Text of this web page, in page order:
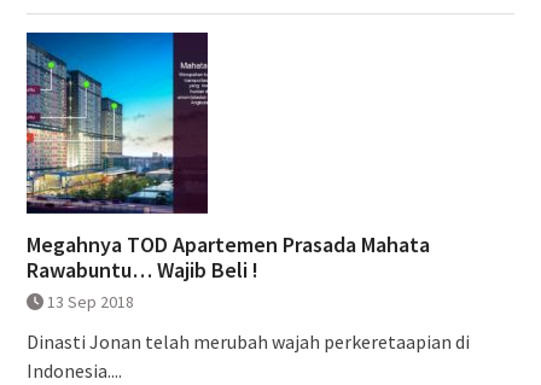
Megahnya TOD Apartemen Prasada Mahata
Rawabuntu… Wajib Beli !
13 Sep 2018
Dinasti Jonan telah merubah wajah perkeretaapian di
Indonesia....